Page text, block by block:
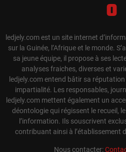
ledjely.com est un site internet
sur la Guinée, l’Afrique et le monde.
sa jeune équipe, il propose à ses
analyses fraiches, diverses et
ledjely.com entend bâtir sa
impartialité. Les responsables,
ledjely.com mettent également un
déontologie qui régissent le recueil,
l’information. Ils souscrivent
contribuant ainsi à l’établissement
Nous contacter: